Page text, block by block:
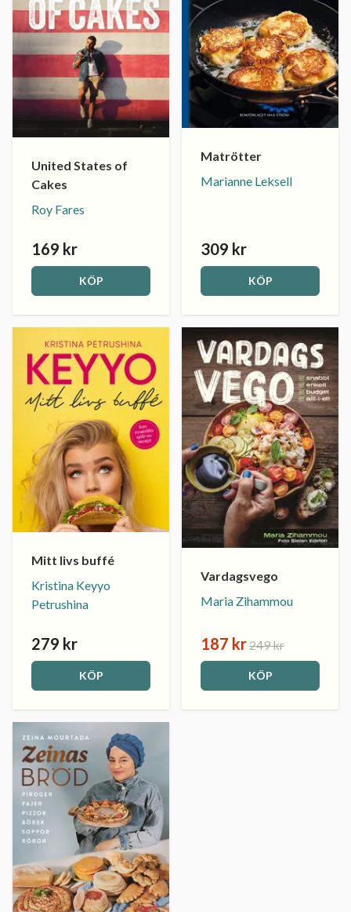
United States of
Cakes
Roy Fares
169 kr
KÖP
Matrötter
Marianne Leksell
309 kr
KÖP
Mitt livs buffé
Kristina Keyyo
Petrushina
279 kr
KÖP
Vardagsvego
Maria Zihammou
187 kr249 kr
KÖP